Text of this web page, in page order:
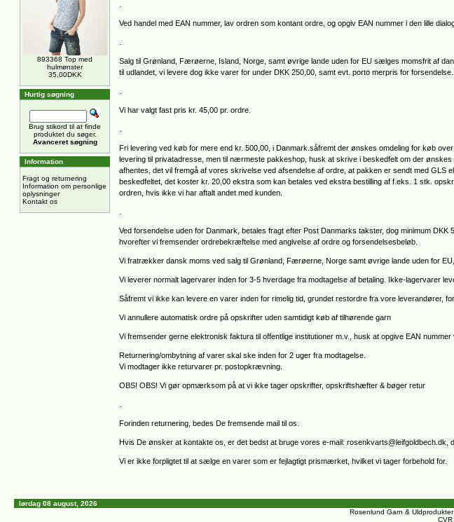
893368 Top med
hulmønster
35,00DKK
Hurtig søgning
Brug stikord til at finde
produktet du søger.
Avanceret søgning
Information
Fragt og returnering
Information om personlige
oplysninger
Kontakt os
Ved handel med EAN nummer, lav ordren som kontant ordre, og opgiv EAN nummer i den lille
Salg til Grønland, Færøerne, Island, Norge, samt øvrige lande uden for EU sælges momsfrit af
til udlandet, vi levere dog ikke varer for under DKK 250,00, samt evt. porto merpris for forsendelse.
Vi har valgt fast pris kr. 45,00 pr. ordre.
Fri levering ved køb for mere end kr. 500,00, i Danmark.såfremt der ønskes omdeling for køb
levering til privatadresse, men til nærmeste pakkeshop, husk at skrive i beskedfelt om der
afhentes, det vil fremgå af vores skrivelse ved afsendelse af ordre, at pakken er sendt med
beskedfeltet, det koster kr. 20,00 ekstra som kan betales ved ekstra bestilling af f.eks. 1 stk.
ordren, hvis ikke vi har aftalt andet med kunden.
Ved forsendelse uden for Danmark, betales fragt efter Post Danmarks takster, dog minimum
hvorefter vi fremsender ordrebekræftelse med angivelse af ordre og forsendelsesbeløb.
Vi fratrækker dansk moms ved salg til Grønland, Færøerne, Norge samt øvrige lande uden for
Vi leverer normalt lagervarer inden for 3-5 hverdage fra modtagelse af betaling. Ikke-lagervarer
Såfremt vi ikke kan levere en varer inden for rimelig tid, grundet restordre fra vore leverandører,
Vi annullere automatisk ordre på opskrifter uden samtidigt køb af tilhørende garn
Vi fremsender gerne elektronisk faktura til offentlige institutioner m.v., husk at opgive EAN nummer
Returnering/ombytning af varer skal ske inden for 2 uger fra modtagelse.
Vi modtager ikke returvarer pr. postopkrævning.
OBS! OBS! Vi gør opmærksom på at vi ikke tager opskrifter, opskriftshæfter & bøger retur
Forinden returnering, bedes De fremsende mail til os.
Hvis De ønsker at kontakte os, er det bedst at bruge vores e-mail: rosenkvarts@leifgoldbech.dk,
Vi er ikke forpligtet til at sælge en varer som er fejlagtigt prismærket, hvilket vi tager forbehold for.
lørdag 08 august, 2026
Rosenlund Garn &